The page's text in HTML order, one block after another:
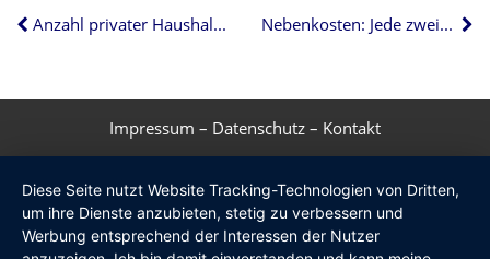
Anzahl privater Haushalte nimmt weiter zu
Nebenkosten: Jede zweite Abrechnung ist falsch
Impressum – Datenschutz – Kontakt
Diese Seite nutzt Website Tracking-Technologien von Dritten,
um ihre Dienste anzubieten, stetig zu verbessern und
Werbung entsprechend der Interessen der Nutzer